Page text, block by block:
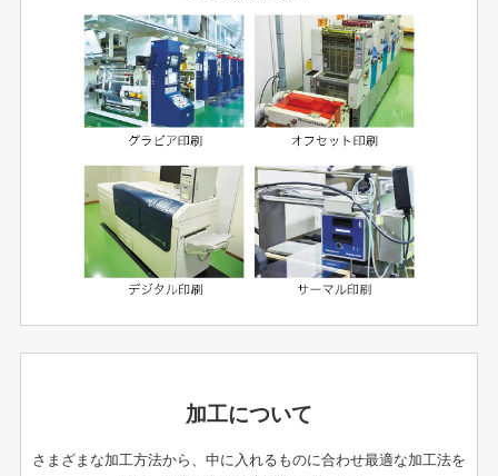
加工について
さまざまな加工方法から、中に入れるものに合わせ最適な加工法を